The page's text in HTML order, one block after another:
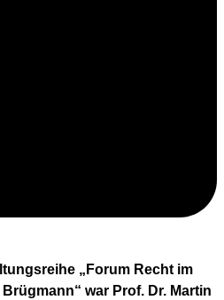
„Forum Recht im
war Prof. Dr. Martin